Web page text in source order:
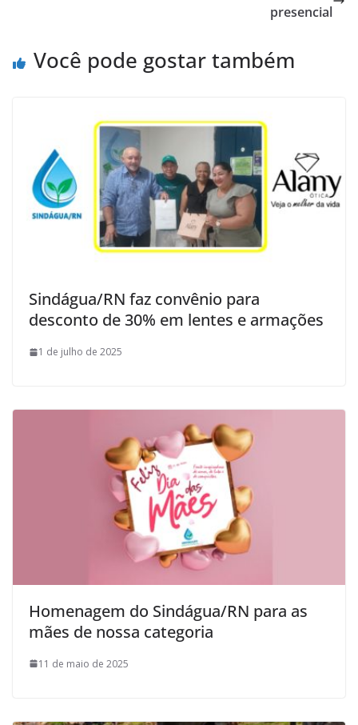
presencial
Você pode gostar também
Sindágua/RN faz convênio para
desconto de 30% em lentes e armações
1 de julho de 2025
Homenagem do Sindágua/RN para as
mães de nossa categoria
11 de maio de 2025